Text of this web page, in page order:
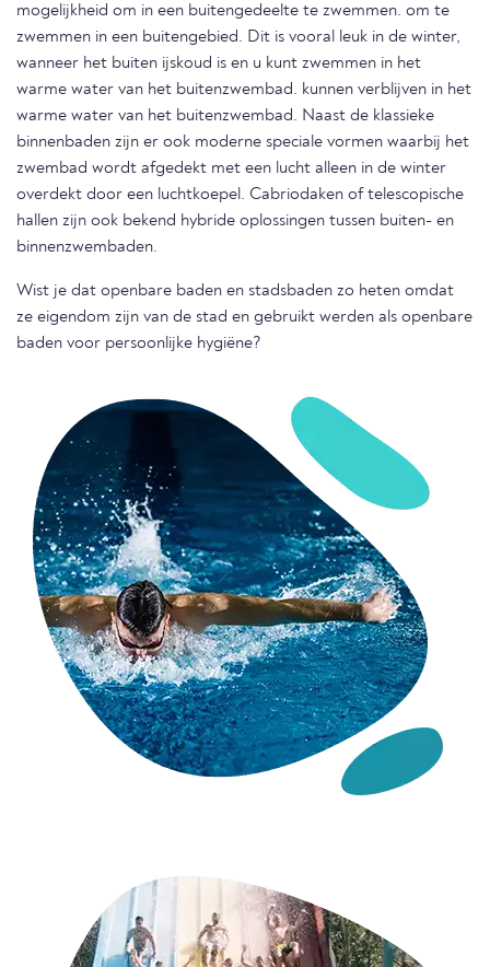
mogelijkheid om in een buitengedeelte te zwemmen. om te
zwemmen in een buitengebied. Dit is vooral leuk in de winter,
wanneer het buiten ijskoud is en u kunt zwemmen in het
warme water van het buitenzwembad. kunnen verblijven in het
warme water van het buitenzwembad. Naast de klassieke
binnenbaden zijn er ook moderne speciale vormen waarbij het
zwembad wordt afgedekt met een lucht alleen in de winter
overdekt door een luchtkoepel. Cabriodaken of telescopische
hallen zijn ook bekend hybride oplossingen tussen buiten- en
binnenzwembaden.
Wist je dat openbare baden en stadsbaden zo heten omdat
ze eigendom zijn van de stad en gebruikt werden als openbare
baden voor persoonlijke hygiëne?